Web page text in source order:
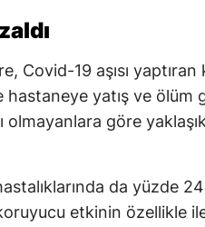
Covid-19 aşısı
yatış ve ölüm
olmayanlara göre
da yüzde
etkinin özellikle